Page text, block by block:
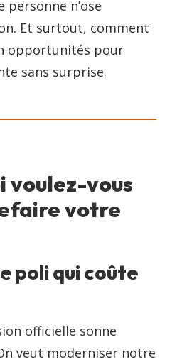
personne n’ose
Et surtout, comment
opportunités pour
sans surprise.
voulez-vous
votre
poli qui coûte
officielle sonne
veut moderniser notre